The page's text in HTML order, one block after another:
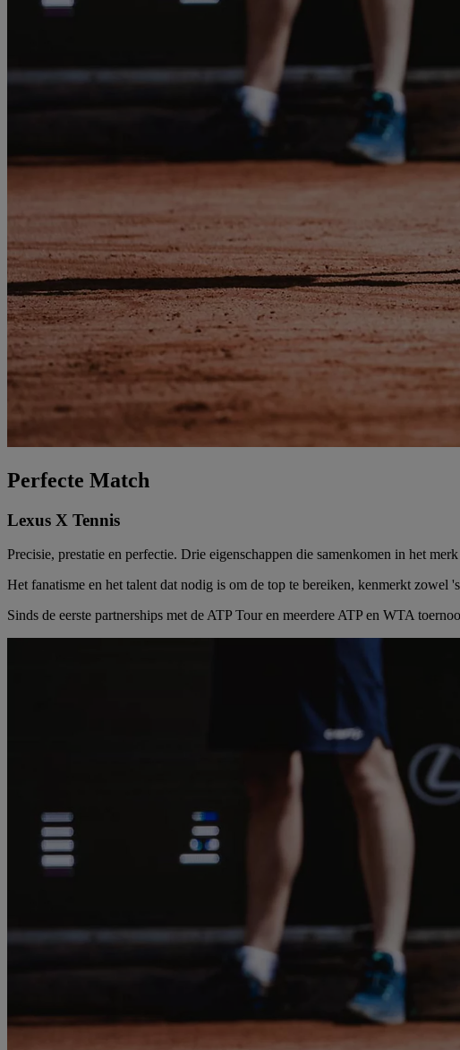
Perfecte Match
Lexus X Tennis
Precisie, prestatie en perfectie. Drie eigenschappen die samenkomen in het
Het fanatisme en het talent dat nodig is om de top te bereiken, kenmerkt zowel
Sinds de eerste partnerships met de ATP Tour en meerdere ATP en WTA